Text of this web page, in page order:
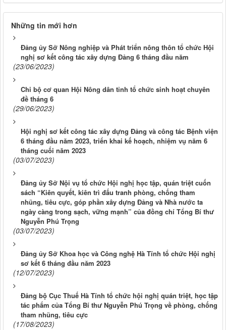
Những tin mới hơn
Đảng ủy Sở Nông nghiệp và Phát triển nông thôn tổ chức Hội
nghị sơ kết công tác xây dựng Đảng 6 tháng đầu năm
(23/06/2023)
Chi bộ cơ quan Hội Nông dân tỉnh tổ chức sinh hoạt chuyên
đề tháng 6
(29/06/2023)
Hội nghị sơ kết công tác xây dựng Đảng và công tác Bệnh viện
6 tháng đầu năm 2023, triển khai kế hoạch, nhiệm vụ năm 6
tháng cuối năm 2023
(03/07/2023)
Đảng ủy Sở Nội vụ tổ chức Hội nghị học tập, quán triệt cuốn
sách “Kiên quyết, kiên trì đấu tranh phòng, chống tham
nhũng, tiêu cực, góp phần xây dựng Đảng và Nhà nước ta
ngày càng trong sạch, vững mạnh” của đồng chí Tổng Bí thư
Nguyễn Phú Trọng
(03/07/2023)
Đảng ủy Sở Khoa học và Công nghệ Hà Tĩnh tổ chức Hội nghị
sơ kết 6 tháng đầu năm 2023
(12/07/2023)
Đảng bộ Cục Thuế Hà Tĩnh tổ chức hội nghị quán triệt, học tập
tác phẩm của Tổng Bí thư Nguyễn Phú Trọng về phòng, chống
tham nhũng, tiêu cực
(17/08/2023)